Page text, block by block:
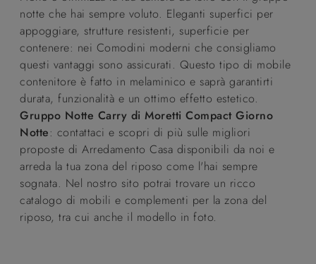
notte che hai sempre voluto. Eleganti superfici per
appoggiare, strutture resistenti, superficie per
contenere: nei Comodini moderni che consigliamo
questi vantaggi sono assicurati. Questo tipo di mobile
contenitore è fatto in melaminico e saprà garantirti
durata, funzionalità e un ottimo effetto estetico.
Gruppo Notte Carry di Moretti Compact Giorno
Notte: contattaci e scopri di più sulle migliori
proposte di Arredamento Casa disponibili da noi e
arreda la tua zona del riposo come l'hai sempre
sognata. Nel nostro sito potrai trovare un ricco
catalogo di mobili e complementi per la zona del
riposo, tra cui anche il modello in foto.